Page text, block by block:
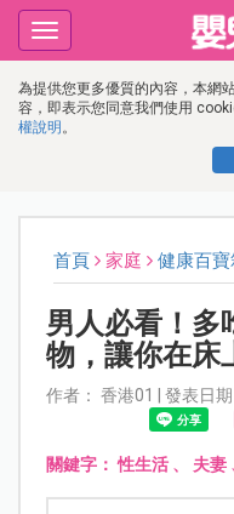
為提供您更多優質的內容，本網
容，即表示您同意我們使用
權說明 。
Toggle
navigation
首頁 家庭 健康百寶
男人必看！多
物，讓你在床
作者： 香港01 | 發表日
關鍵字：性生活、 夫妻